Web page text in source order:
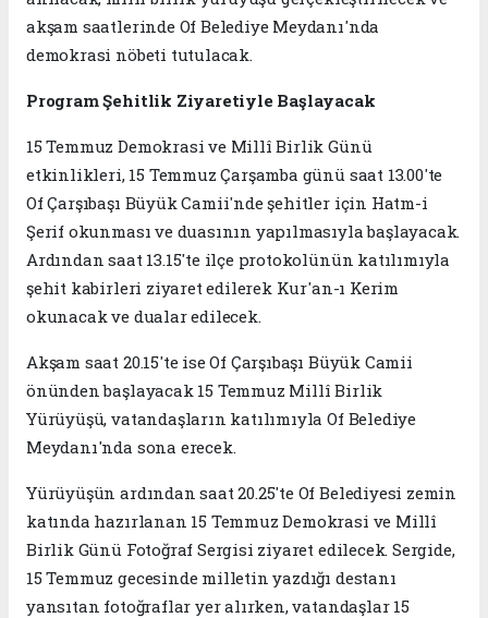
akşam saatlerinde Of Belediye Meydanı'nda
demokrasi nöbeti tutulacak.
Program Şehitlik Ziyaretiyle Başlayacak
15 Temmuz Demokrasi ve Millî Birlik Günü
etkinlikleri, 15 Temmuz Çarşamba günü saat 13.00'te
Of Çarşıbaşı Büyük Camii'nde şehitler için Hatm-i
Şerif okunması ve duasının yapılmasıyla başlayacak.
Ardından saat 13.15'te ilçe protokolünün katılımıyla
şehit kabirleri ziyaret edilerek Kur'an-ı Kerim
okunacak ve dualar edilecek.
Akşam saat 20.15'te ise Of Çarşıbaşı Büyük Camii
önünden başlayacak 15 Temmuz Millî Birlik
Yürüyüşü, vatandaşların katılımıyla Of Belediye
Meydanı'nda sona erecek.
Yürüyüşün ardından saat 20.25'te Of Belediyesi zemin
katında hazırlanan 15 Temmuz Demokrasi ve Millî
Birlik Günü Fotoğraf Sergisi ziyaret edilecek. Sergide,
15 Temmuz gecesinde milletin yazdığı destanı
yansıtan fotoğraflar yer alırken, vatandaşlar 15